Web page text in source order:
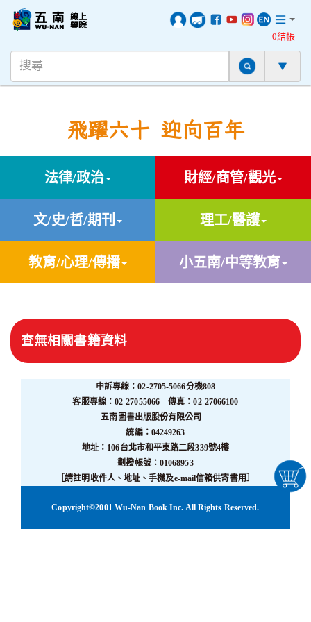
0結帳
飛躍六十 迎向百年
法律/政治 財經/商管/觀光
文/史/哲/期刊 理工/醫護
教育/心理/傳播 小五南/中等教育
查無相關書籍資料
申訴專線：02-2705-5066分機808
客服專線：02-27055066 傳真：02-27066100
五南圖書出版股份有限公司
統編：04249263
地址：106台北市和平東路二段339號4樓
劃撥帳號：01068953
［請註明收件人、地址、手機及e-mail信箱供寄書用］
Copyright©2001 Wu-Nan Book Inc. All Rights Reserved.